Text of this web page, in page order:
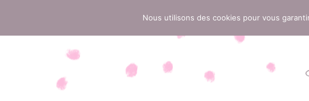
Nous utilisons des cookies pour vous